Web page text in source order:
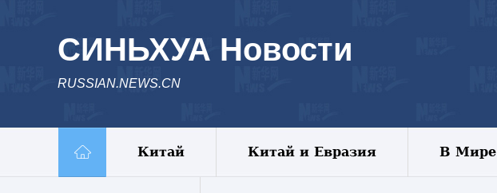
СИНЬХУА Новости
RUSSIAN.NEWS.CN
Китай Китай и Евразия В Мире